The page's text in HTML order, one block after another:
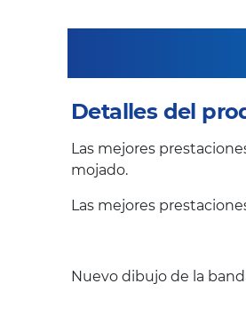
Detalles del
Las mejores
mojado.
Las mejores
Nuevo dibujo de la